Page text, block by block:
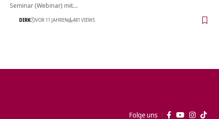
Seminar (Webinar) mit…
DIRK VOR 11 JAHREN 481 VIEWS
Folge uns